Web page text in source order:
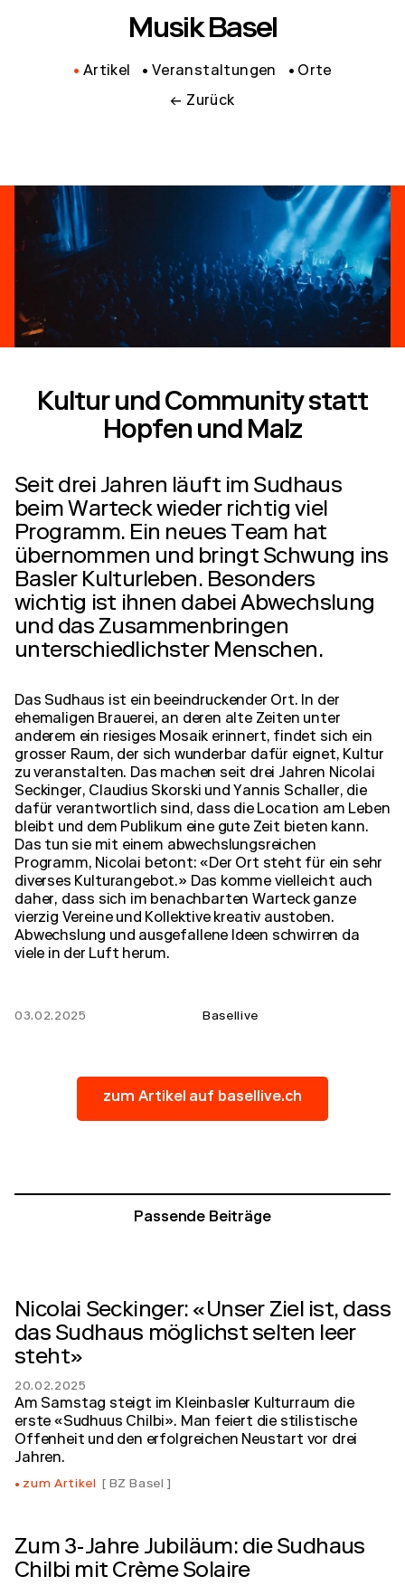
Musik Basel
Artikel Veranstaltungen Orte
← Zurück
Kultur und Community statt
Hopfen und Malz
Seit drei Jahren läuft im Sudhaus
beim Warteck wieder richtig viel
Programm. Ein neues Team hat
übernommen und bringt Schwung ins
Basler Kulturleben. Besonders
wichtig ist ihnen dabei Abwechslung
und das Zusammenbringen
unterschiedlichster Menschen.
Das Sudhaus ist ein beeindruckender Ort. In der
ehemaligen Brauerei, an deren alte Zeiten unter
anderem ein riesiges Mosaik erinnert, findet sich ein
grosser Raum, der sich wunderbar dafür eignet, Kultur
zu veranstalten. Das machen seit drei Jahren Nicolai
Seckinger, Claudius Skorski und Yannis Schaller, die
dafür verantwortlich sind, dass die Location am Leben
bleibt und dem Publikum eine gute Zeit bieten kann.
Das tun sie mit einem abwechslungsreichen
Programm, Nicolai betont: «Der Ort steht für ein sehr
diverses Kulturangebot.» Das komme vielleicht auch
daher, dass sich im benachbarten Warteck ganze
vierzig Vereine und Kollektive kreativ austoben.
Abwechslung und ausgefallene Ideen schwirren da
viele in der Luft herum.
03.02.2025 Basellive
zum Artikel auf basellive.ch
Passende Beiträge
Nicolai Seckinger: «Unser Ziel ist, dass
das Sudhaus möglichst selten leer
steht»
20.02.2025
Am Samstag steigt im Kleinbasler Kulturraum die
erste «Sudhuus Chilbi». Man feiert die stilistische
Offenheit und den erfolgreichen Neustart vor drei
Jahren.
zum Artikel BZ Basel
Zum 3-Jahre Jubiläum: die Sudhaus
Chilbi mit Crème Solaire